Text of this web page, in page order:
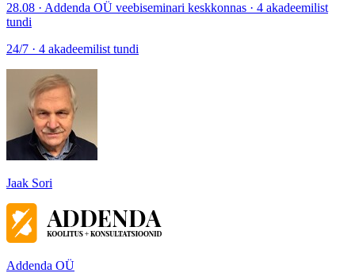
28.08 · Addenda OÜ veebiseminari keskkonnas · 4 akadeemilist
tundi
24/7 · 4 akadeemilist tundi
Jaak Sori
Addenda OÜ